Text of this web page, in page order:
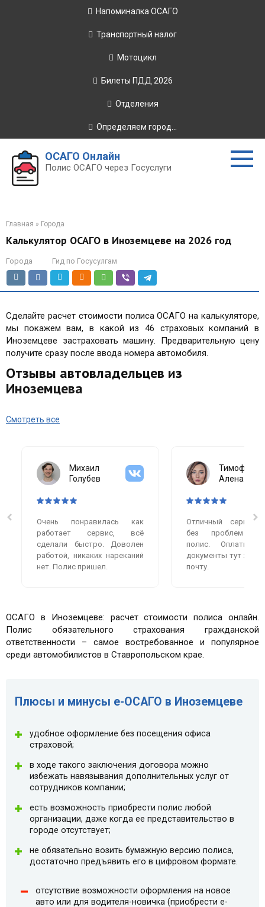
Напоминалка ОСАГО
Транспортный налог
Мотоцикл
Билеты ПДД 2026
Отделения
Определяем город...
ОСАГО Онлайн
Полис ОСАГО через Госуслуги
Главная » Города
Калькулятор ОСАГО в Иноземцеве на 2026 год
Города Гид по Госусулгам
Сделайте расчет стоимости полиса ОСАГО на калькуляторе,
мы покажем вам, в какой из 46 страховых компаний в
Иноземцеве застраховать машину. Предварительную цену
получите сразу после ввода номера автомобиля.
Отзывы автовладельцев из
Иноземцева
Смотреть все
Михаил
Голубев
Очень понравилась как
работает сервис, всё
сделали быстро. Доволен
работой, никаких нареканий
нет. Полис пришел.
Тимофеева
Алена
Отличный сервис.
без проблем
полис.
документы тут же
почту.
ОСАГО в Иноземцеве: расчет стоимости полиса онлайн.
Полис обязательного страхования гражданской
ответственности – самое востребованное и популярное
среди автомобилистов в Ставропольском крае.
Плюсы и минусы e-ОСАГО в Иноземцеве
удобное оформление без посещения офиса
страховой;
в ходе такого заключения договора можно
избежать навязывания дополнительных услуг от
сотрудников компании;
есть возможность приобрести полис любой
организации, даже когда ее представительство в
городе отсутствует;
не обязательно возить бумажную версию полиса,
достаточно предъявить его в цифровом формате.
отсутствие возможности оформления на новое
авто или для водителя-новичка (приобрести e-